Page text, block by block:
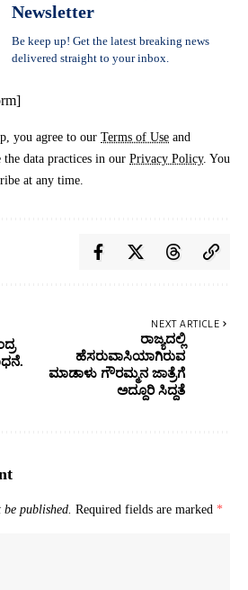
Newsletter
Be keep up! Get the latest breaking news
delivered straight to your inbox.
you agree to our Terms of Use and
the data practices in our Privacy Policy. You
at any time.
NEXT ARTICLE
ರಾಜ್ಯದಲ್ಲಿ
ಹೆಸರುವಾಸಿಯಾಗಿರುವ
ಮಾಡಾಳು ಗೌರಮ್ಮನ ಜಾತ್ರೆಗೆ
ಅದ್ದೂರಿ ಸಿದ್ದತೆ
published. Required fields are marked *